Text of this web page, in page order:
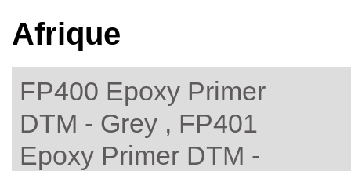
Afrique
FP400 Epoxy Primer
DTM - Grey , FP401
Epoxy Primer DTM -